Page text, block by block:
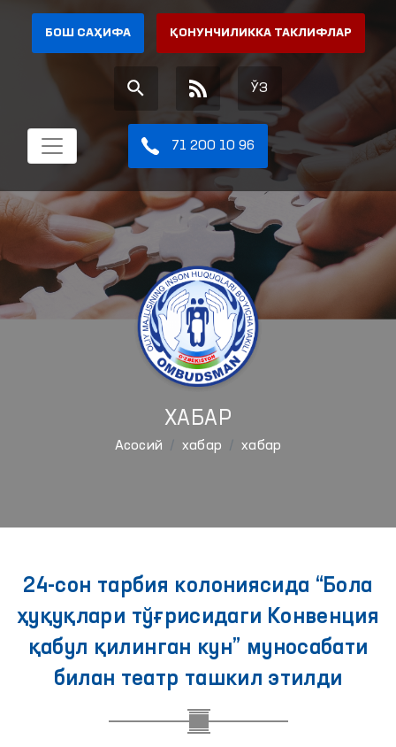
БОШ САҲИФА ҚОНУНЧИЛИККА ТАКЛИФЛАР
ЎЗ
71 200 10 96
ХАБАР
Aсосий хабар хабар
24-сон тарбия колониясида “Бола
ҳуқуқлари тўғрисидаги Конвенция
қабул қилинган кун” муносабати
билан театр ташкил этилди